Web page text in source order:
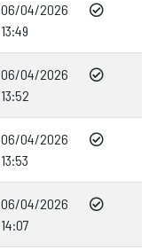
06/04/2026
13:49
06/04/2026
13:52
06/04/2026
13:53
06/04/2026
14:07